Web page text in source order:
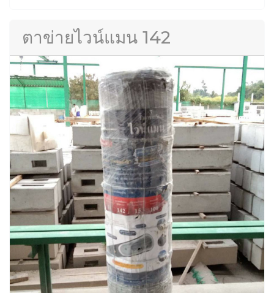
ตาข่ายไวน์แมน 142